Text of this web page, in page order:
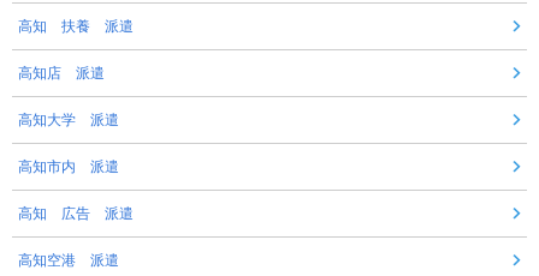
高知 扶養 派遣
高知店 派遣
高知大学 派遣
高知市内 派遣
高知 広告 派遣
高知空港 派遣